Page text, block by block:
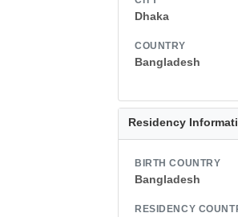
Dhaka
COUNTRY
Bangladesh
Residency
BIRTH COUNTRY
Bangladesh
RESIDENCY